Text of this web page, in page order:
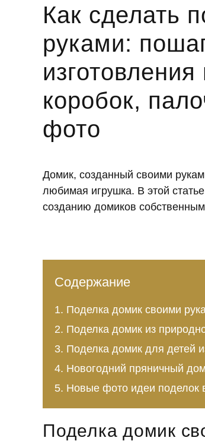
Как сделать
руками:
коробок,
фото
Домик, созданный своими
любимая игрушка. В этой
созданию домиков
Содержание
Поделка домик своими
Поделка домик из
Поделка домик для детей
Новогодний пряничный
Новые фото идеи поделок
Поделка домик